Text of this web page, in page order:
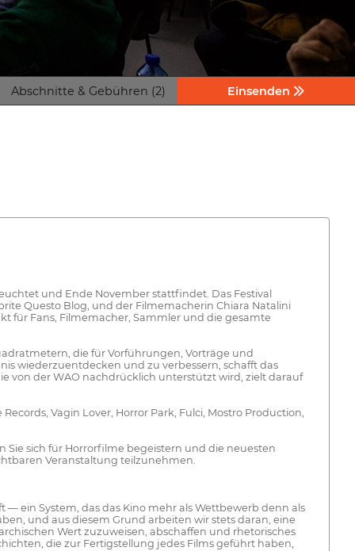
Abschnitte & Gebühren (2) Einsenden
und Ende November stattfindet. Das Festival
Questo Blog, und der Filmemacherin Chiara Natalini
für Fans, Filmemacher, Sammler und die gesamte
die für Vorführungen, Vorträge und
wiederzuentdecken und zu verbessern, schafft das
von der WAO nachdrücklich unterstützt wird, zielt darauf
Vagin Lover, Horror Park, Fulci, Mostro Production,
Sie sich für Horrorfilme begeistern und die neuesten
Veranstaltung teilzunehmen.
— ein System, das das Kino mehr als Wettbewerb denn als
und aus diesem Grund arbeiten wir stets daran, eine
Wert zuzuweisen, abschaffen und rhetorisches
die zur Fertigstellung jedes Films geführt haben,